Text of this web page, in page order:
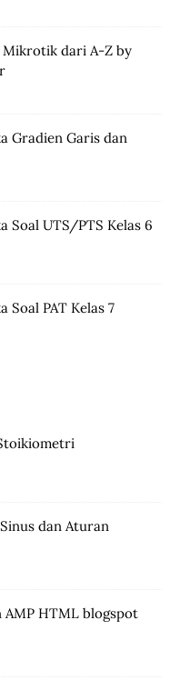
dari A-Z by
Gradien Garis dan
Soal UTS/PTS Kelas 6
Soal PAT Kelas 7
dan Aturan
HTML blogspot